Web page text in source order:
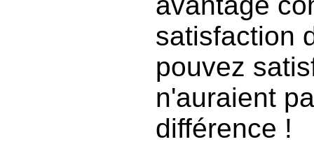
satisfaction
pouvez
n'auraient
différence !